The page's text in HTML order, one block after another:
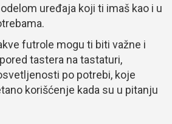
uređaja koji ti imaš kao i u
futrole mogu ti biti važne i
tastera na tastaturi,
po potrebi, koje
korišćenje kada su u pitanju